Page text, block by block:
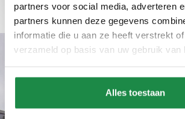
partners voor social media, adverteren
partners kunnen deze gegevens
informatie die u aan ze heeft verstrekt
verzameld op basis van uw gebruik van
Alles toestaan
Wat ons uniek maakt
Waarom een